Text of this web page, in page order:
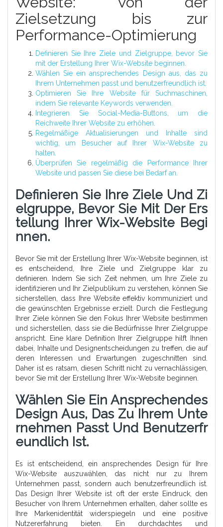
Zielsetzung bis zur
Performance-Optimierung
Definieren Sie Ihre Ziele und Zielgruppe, bevor Sie
mit der Erstellung Ihrer Wix-Website beginnen.
Wählen Sie ein ansprechendes Design aus, das zu
Ihrem Unternehmen passt und benutzerfreundlich ist.
Optimieren Sie Ihre Website für Suchmaschinen,
indem Sie relevante Keywords verwenden.
Integrieren Sie Social-Media-Buttons, um die
Reichweite Ihrer Website zu erhöhen.
Regelmäßige Aktualisierungen und Inhalte sind
wichtig, um Besucher auf Ihrer Wix-Website zu
halten.
Überprüfen Sie regelmäßig die Performance Ihrer
Website und passen Sie diese bei Bedarf an.
Definieren Sie Ihre Ziele Und Zi
Elgruppe, Bevor Sie Mit Der Ers
Tellung Ihrer Wix-Website Begi
Nnen.
Bevor Sie mit der Erstellung Ihrer Wix-Website beginnen, ist
es entscheidend, Ihre Ziele und Zielgruppe klar zu
definieren. Indem Sie sich Zeit nehmen, um Ihre Ziele zu
identifizieren und Ihr Zielpublikum zu verstehen, können Sie
sicherstellen, dass Ihre Website effektiv kommuniziert und
die gewünschten Ergebnisse erzielt. Durch die Festlegung
Ihrer Ziele können Sie den Fokus Ihrer Website bestimmen
und sicherstellen, dass sie die Bedürfnisse Ihrer Zielgruppe
anspricht. Eine klare Definition Ihrer Zielgruppe hilft Ihnen
dabei, Inhalte und Designentscheidungen zu treffen, die auf
deren Interessen und Erwartungen zugeschnitten sind.
Daher ist es ratsam, diesen Schritt nicht zu vernachlässigen,
bevor Sie mit der Erstellung Ihrer Wix-Website beginnen.
Wählen Sie Ein Ansprechendes
Design Aus, Das Zu Ihrem Unte
Rnehmen Passt Und Benutzerfr
Eundlich Ist.
Es ist entscheidend, ein ansprechendes Design für Ihre
Wix-Website auszuwählen, das nicht nur zu Ihrem
Unternehmen passt, sondern auch benutzerfreundlich ist.
Das Design Ihrer Website ist oft der erste Eindruck, den
Besucher von Ihrem Unternehmen erhalten, daher sollte es
Ihre Markenidentität widerspiegeln und eine positive
Nutzererfahrung bieten. Ein durchdachtes und